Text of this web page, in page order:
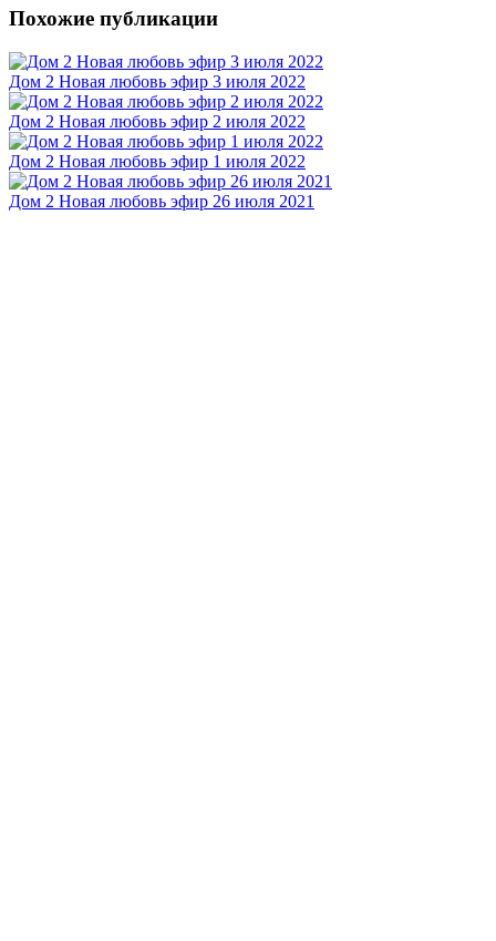
Похожие публикации
Дом 2 Новая любовь эфир 3 июля 2022
Дом 2 Новая любовь эфир 2 июля 2022
Дом 2 Новая любовь эфир 1 июля 2022
Дом 2 Новая любовь эфир 26 июля 2021